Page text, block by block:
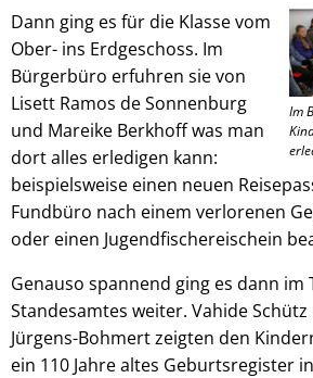
Im
Dann ging es für die Klasse vom
Ober- ins Erdgeschoss. Im
Bürgerbüro erfuhren sie von
Lisett Ramos de Sonnenburg
und Mareike Berkhoff was man
dort alles erledigen kann:
beispielsweise einen neuen
Fundbüro nach einem verlorenen
oder einen Jugendfischereischein
Genauso spannend ging es dann im
Standesamtes weiter. Vahide
Jürgens-Bohmert zeigten den
ein 110 Jahre altes Geburtsregister